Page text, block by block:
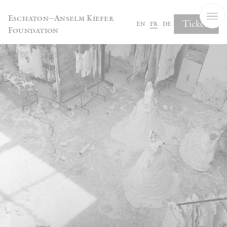
Eschaton—Anselm Kiefer
Foundation
en fr de Tickets